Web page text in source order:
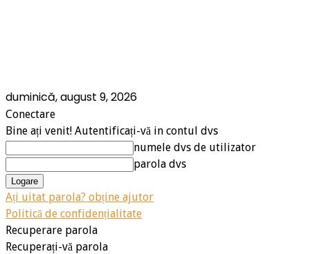
duminică, august 9, 2026
Conectare
Bine ați venit! Autentificați-vă in contul dvs
numele dvs de utilizator
parola dvs
Ați uitat parola? obține ajutor
Politică de confidențialitate
Recuperare parola
Recuperați-vă parola